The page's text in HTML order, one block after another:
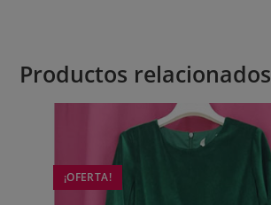
Productos relacionados
¡OFERTA!